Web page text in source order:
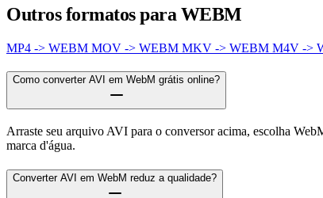
Outros formatos para WEBM
MP4 -> WEBM MOV -> WEBM MKV -> WEBM M4V ->
Como converter AVI em WebM grátis online?
Arraste seu arquivo AVI para o conversor acima, escolha
marca d'água.
Converter AVI em WebM reduz a qualidade?